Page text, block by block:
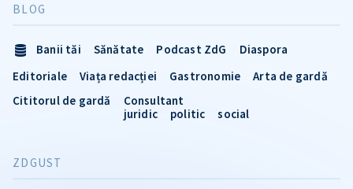
BLOG
Banii tăi Sănătate Podcast ZdG
Diaspora
Editoriale
Viața redacției Gastronomie
Arta de gardă
Cititorul de gardă
Consultant
juridic
politic social
ZDGUST